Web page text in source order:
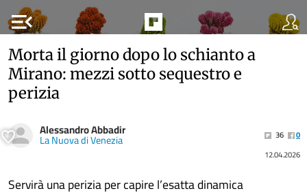
menu_open
Morta il giorno dopo lo schianto a
Mirano: mezzi sotto sequestro e
perizia
Alessandro Abbadir
La Nuova di Venezia 36
0
12.04.2026
Servirà una perizia per capire l’esatta dinamica